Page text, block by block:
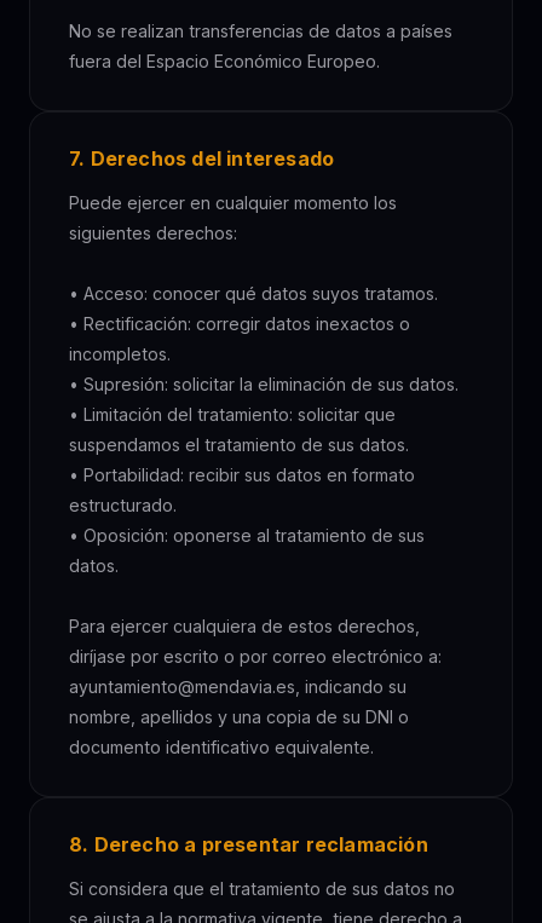
No se realizan transferencias de datos a países
fuera del Espacio Económico Europeo.
7. Derechos del interesado
Puede ejercer en cualquier momento los
siguientes derechos:
• Acceso: conocer qué datos suyos tratamos.
• Rectificación: corregir datos inexactos o
incompletos.
• Supresión: solicitar la eliminación de sus datos.
• Limitación del tratamiento: solicitar que
suspendamos el tratamiento de sus datos.
• Portabilidad: recibir sus datos en formato
estructurado.
• Oposición: oponerse al tratamiento de sus
datos.
Para ejercer cualquiera de estos derechos,
diríjase por escrito o por correo electrónico a:
ayuntamiento@mendavia.es, indicando su
nombre, apellidos y una copia de su DNI o
documento identificativo equivalente.
8. Derecho a presentar reclamación
Si considera que el tratamiento de sus datos no
se ajusta a la normativa vigente, tiene derecho a